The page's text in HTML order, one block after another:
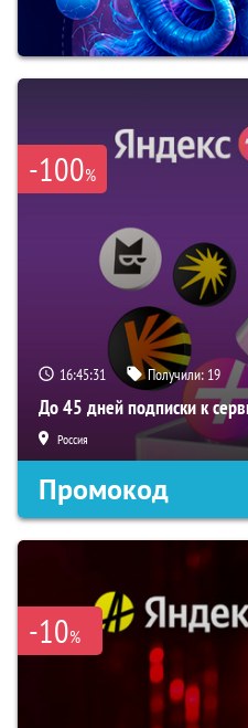
-100%
16:45:30 Получили: 19
До 45 дней подписки к
Россия
Промокод
-10%